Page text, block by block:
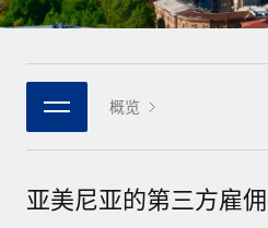
团队的内置核心人力资源功能
连接 新的
使用我们的 MCP 将任何人工智
借助核心业务工具简化流程
企业
与我们携手合作
战略技术合作伙伴
人力资源术语表
核对表和模板
职位描述库
网络研讨会
活动
Italiano
Português (Portugal)
日本語
한국어
概览
亚美尼亚的第三方雇